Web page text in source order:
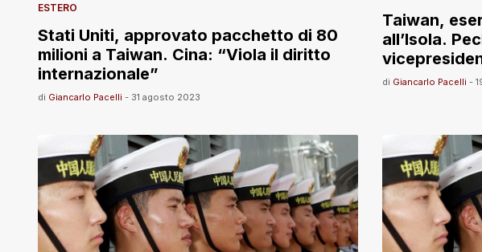
ESTERO
Stati Uniti, approvato pacchetto di 80
milioni a Taiwan. Cina: “Viola il diritto
internazionale”
di Giancarlo Pacelli - 31 agosto 2023
Taiwan,
all’Isola.
di Giancarlo Pacelli -